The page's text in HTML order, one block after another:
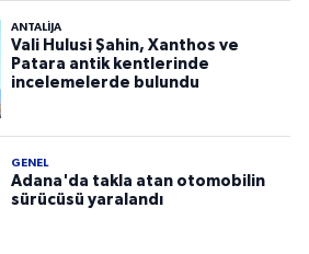
ANTALIJA
Vali Hulusi Şahin, Xanthos ve
Patara antik kentlerinde
incelemelerde bulundu
GENEL
Adana'da takla atan otomobilin
sürücüsü yaralandı